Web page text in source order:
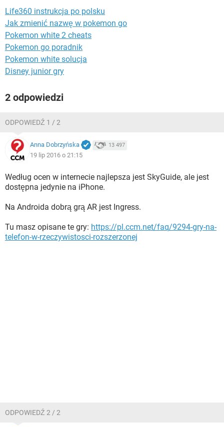
Life360 instrukcja po polsku
Jak zmienić nazwę w pokemon go
Pokemon white 2 cheats
Pokemon go poradnik
Pokemon white solucja
Disney junior gry
2 odpowiedzi
ODPOWIEDŹ 1 / 2
Anna Dobrzyńska 13 497
19 lip 2016 o 21:15
Według ocen w internecie najlepsza jest SkyGuide, ale jest
dostępna jedynie na iPhone.
Na Androida dobrą grą AR jest Ingress.
Tu masz opisane te gry: https://pl.ccm.net/faq/9294-gry-na-
telefon-w-rzeczywistosci-rozszerzonej
ODPOWIEDŹ 2 / 2